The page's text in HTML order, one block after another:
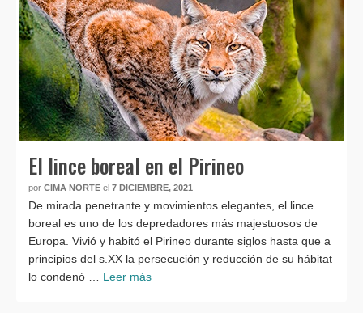
El lince boreal en el Pirineo
por CIMA NORTE el 7 DICIEMBRE, 2021
De mirada penetrante y movimientos elegantes, el lince
boreal es uno de los depredadores más majestuosos de
Europa. Vivió y habitó el Pirineo durante siglos hasta que a
principios del s.XX la persecución y reducción de su hábitat
lo condenó … Leer más